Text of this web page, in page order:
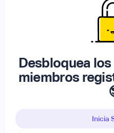
Desbloquea
miembros
Inicia